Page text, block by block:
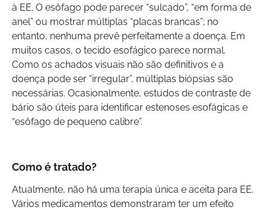
à EE. O esôfago pode parecer “sulcado”, “em forma de
anel” ou mostrar múltiplas “placas brancas”; no
entanto, nenhuma prevê perfeitamente a doença. Em
muitos casos, o tecido esofágico parece normal.
Como os achados visuais não são definitivos e a
doença pode ser “irregular”, múltiplas biópsias são
necessárias. Ocasionalmente, estudos de contraste de
bário são úteis para identificar estenoses esofágicas e
“esôfago de pequeno calibre”.
Como é tratado?
Atualmente, não há uma terapia única e aceita para EE.
Vários medicamentos demonstraram ter um efeito